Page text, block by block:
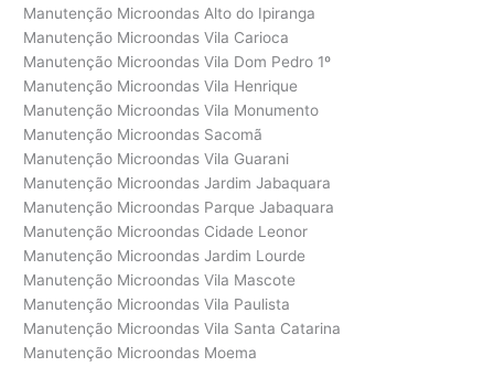
Manutenção Microondas Alto do Ipiranga
Manutenção Microondas Vila Carioca
Manutenção Microondas Vila Dom Pedro 1º
Manutenção Microondas Vila Henrique
Manutenção Microondas Vila Monumento
Manutenção Microondas Sacomã
Manutenção Microondas Vila Guarani
Manutenção Microondas Jardim Jabaquara
Manutenção Microondas Parque Jabaquara
Manutenção Microondas Cidade Leonor
Manutenção Microondas Jardim Lourde
Manutenção Microondas Vila Mascote
Manutenção Microondas Vila Paulista
Manutenção Microondas Vila Santa Catarina
Manutenção Microondas Moema